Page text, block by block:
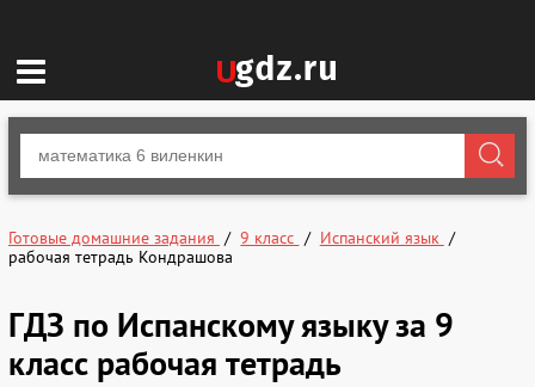
Готовые домашние задания 9 класс
Испанский язык
рабочая тетрадь Кондрашова
ГДЗ по Испанскому языку за 9
класс рабочая тетрадь